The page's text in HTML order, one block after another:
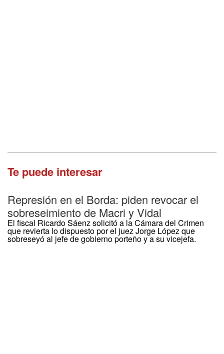
Te puede interesar
Represión en el Borda: piden revocar el
sobreseimiento de Macri y Vidal
El fiscal Ricardo Sáenz solicitó a la Cámara del Crimen
que revierta lo dispuesto por el juez Jorge López que
sobreseyó al jefe de gobierno porteño y a su vicejefa.